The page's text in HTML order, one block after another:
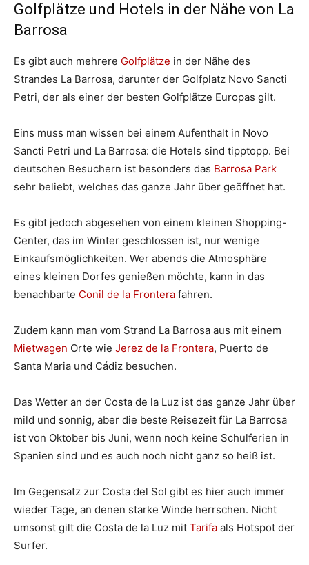
Golfplätze und Hotels in der Nähe von La
Barrosa
Es gibt auch mehrere Golfplätze in der Nähe des
Strandes La Barrosa, darunter der Golfplatz Novo Sancti
Petri, der als einer der besten Golfplätze Europas gilt.
Eins muss man wissen bei einem Aufenthalt in Novo
Sancti Petri und La Barrosa: die Hotels sind tipptopp. Bei
deutschen Besuchern ist besonders das Barrosa Park
sehr beliebt, welches das ganze Jahr über geöffnet hat.
Es gibt jedoch abgesehen von einem kleinen Shopping-
Center, das im Winter geschlossen ist, nur wenige
Einkaufsmöglichkeiten. Wer abends die Atmosphäre
eines kleinen Dorfes genießen möchte, kann in das
benachbarte Conil de la Frontera fahren.
Zudem kann man vom Strand La Barrosa aus mit einem
Mietwagen Orte wie Jerez de la Frontera, Puerto de
Santa Maria und Cádiz besuchen.
Das Wetter an der Costa de la Luz ist das ganze Jahr über
mild und sonnig, aber die beste Reisezeit für La Barrosa
ist von Oktober bis Juni, wenn noch keine Schulferien in
Spanien sind und es auch noch nicht ganz so heiß ist.
Im Gegensatz zur Costa del Sol gibt es hier auch immer
wieder Tage, an denen starke Winde herrschen. Nicht
umsonst gilt die Costa de la Luz mit Tarifa als Hotspot der
Surfer.